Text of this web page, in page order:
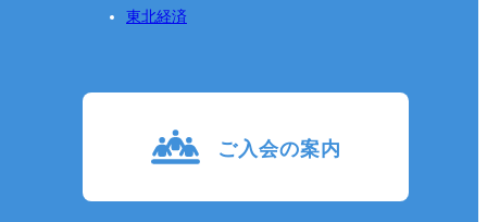
東北経済